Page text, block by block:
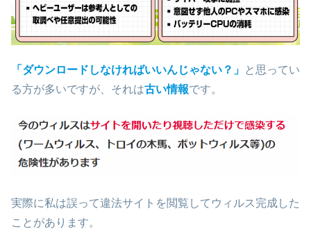
「ダウンロードしなければいいんじゃない？」
と思ってい
る方が多いですが、それは古い情報です。
実際に私は誤って違法サイトを閲覧してウィルス完成した
ことがあります。